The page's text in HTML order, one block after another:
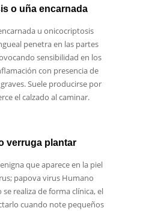
o uña encarnada
u onicocriptosis
penetra en las partes
sensibilidad en los
con presencia de
Suele producirse por
el calzado al caminar.
verruga plantar
que aparece en la piel
papova virus Humano
se realiza de forma clínica, el
cuando note pequeños